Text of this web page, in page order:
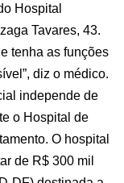
Hospital
Tavares, 43.
tenha as funções
diz o médico.
independe de
o Hospital de
O hospital
de R$ 300 mil